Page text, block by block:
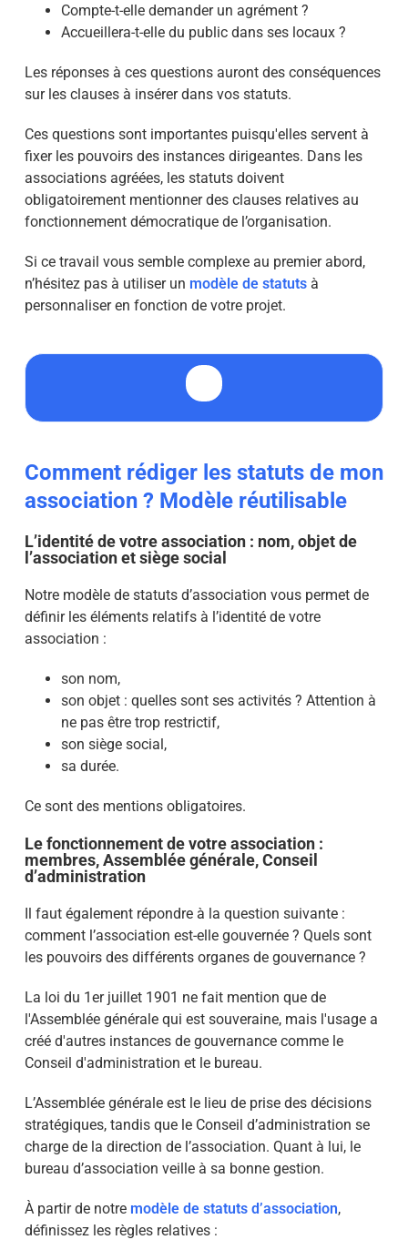
Compte-t-elle demander un agrément ?
Accueillera-t-elle du public dans ses locaux ?
Les réponses à ces questions auront des conséquences
sur les clauses à insérer dans vos statuts.
Ces questions sont importantes puisqu'elles servent à
fixer les pouvoirs des instances dirigeantes. Dans les
associations agréées, les statuts doivent
obligatoirement mentionner des clauses relatives au
fonctionnement démocratique de l’organisation.
Si ce travail vous semble complexe au premier abord,
n’hésitez pas à utiliser un modèle de statutsà
personnaliser en fonction de votre projet.
Comment rédiger les statuts de mon
association ? Modèle réutilisable
L’identité de votre association : nom, objet de
l’association et siège social
Notre modèle de statuts d’association vous permet de
définir les éléments relatifs à l’identité de votre
association :
son nom,
son objet : quelles sont ses activités ? Attention à
ne pas être trop restrictif,
son siège social,
sa durée.
Ce sont des mentions obligatoires.
Le fonctionnement de votre association :
membres, Assemblée générale, Conseil
d’administration
Il faut également répondre à la question suivante :
comment l’association est-elle gouvernée ? Quels sont
les pouvoirs des différents organes de gouvernance ?
La loi du 1er juillet 1901 ne fait mention que de
l'Assemblée générale qui est souveraine, mais l'usage a
créé d'autres instances de gouvernance comme le
Conseil d'administration et le bureau.
L’Assemblée générale est le lieu de prise des décisions
stratégiques, tandis que le Conseil d’administration se
charge de la direction de l’association. Quant à lui, le
bureau d’association veille à sa bonne gestion.
À partir de notre modèle de statuts d’association,
définissez les règles relatives :